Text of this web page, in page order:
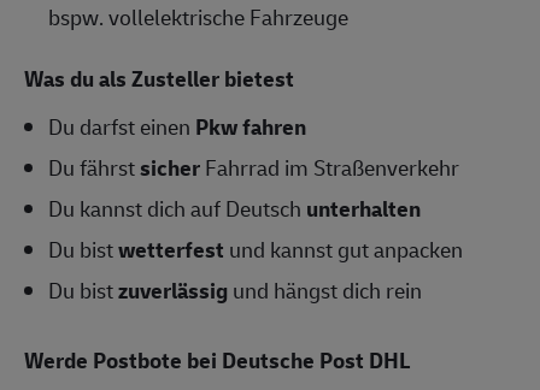
bspw. vollelektrische Fahrzeuge
Was du als Zusteller bietest
Du darfst einen Pkw fahren
Du fährstsicherFahrrad im Straßenverkehr
Du kannst dich auf Deutsch unterhalten
Du bistwetterfest und kannst gut anpacken
Du bistzuverlässigund hängst dich rein
Werde Postbote bei Deutsche Post DHL